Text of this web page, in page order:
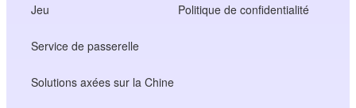
Jeu
Service de passerelle
Solutions axées sur la Chine
Politique de confidentialité